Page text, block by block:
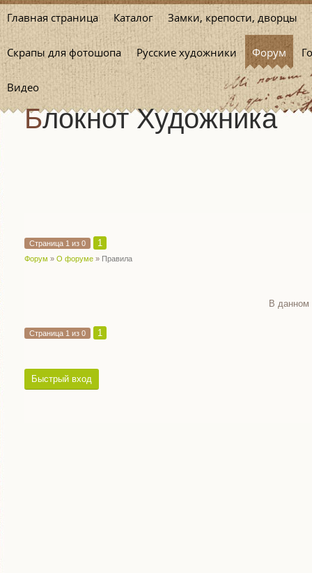
Главная страница Каталог Замки, крепости, дворцы
Скрапы для фотошопа Русские художники Форум
Видео
Блокнот Художника
Страница 1 из 0 1
Форум » О форуме » Правила
В данном
Страница 1 из 0 1